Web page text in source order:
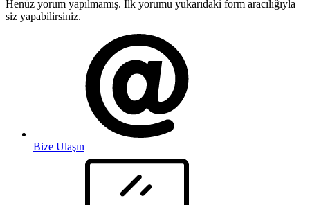
Henüz yorum yapılmamış. İlk yorumu yukarıdaki form aracılığıyla
siz yapabilirsiniz.
Bize Ulaşın